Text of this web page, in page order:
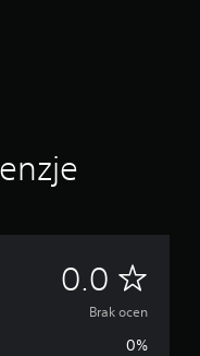
0.0 B
r
Brak ocen
0%